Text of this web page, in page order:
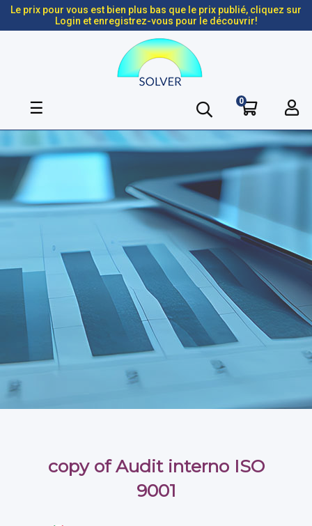
Le prix pour vous est bien plus bas que le prix publié, cliquez sur
Login et enregistrez-vous pour le découvrir!
Basculer
navigation
☰ 0
copy of Audit interno ISO
9001